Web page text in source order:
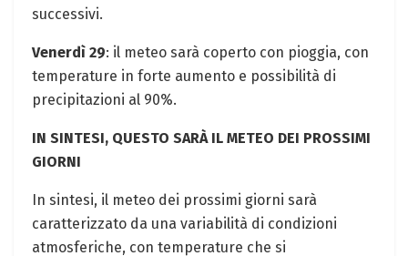
successivi.
Venerdì 29: il meteo sarà coperto con pioggia, con
temperature in forte aumento e possibilità di
precipitazioni al 90%.
IN SINTESI, QUESTO SARÀ IL METEO DEI PROSSIMI
GIORNI
In sintesi, il meteo dei prossimi giorni sarà
caratterizzato da una variabilità di condizioni
atmosferiche, con temperature che si